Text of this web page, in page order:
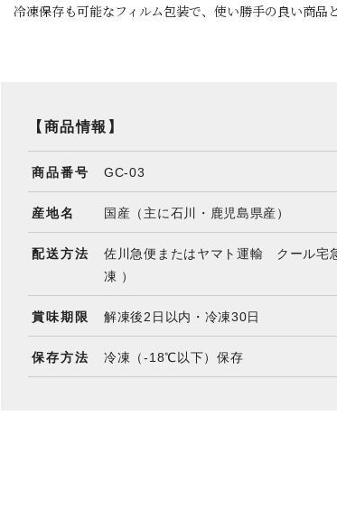
冷凍保存も可能なフィルム包装で、使い勝手の良い商品
【商品情報】
商品番号 GC-03
産地名 国産（主に石川・鹿児島県産）
配送方法
佐川急便またはヤマト運輸 クール宅
凍 ）
賞味期限 解凍後2日以内・冷凍30日
保存方法 冷凍（-18℃以下）保存